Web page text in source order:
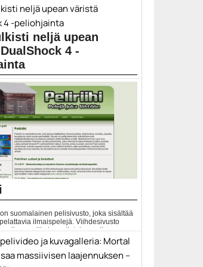
tuntuu olevan punainen vaate
neljä upean
4 -
DualShock 4 -peliohjainten mallisto
suomalainen pelisivusto, joka sisältää
ilmaispelejä. Viihdesivusto
valikoiman tietokoneelle
selainpelejä, nettipelejä, ohjelmia,
taustakuvia ja...